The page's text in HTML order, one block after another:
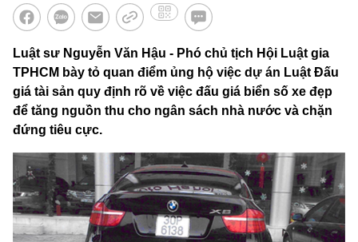
Luật sư Nguyễn Văn Hậu - Phó chủ tịch Hội Luật gia
TPHCM bày tỏ quan điểm ủng hộ việc dự án Luật Đấu
giá tài sản quy định rõ về việc đấu giá biển số xe đẹp
để tăng nguồn thu cho ngân sách nhà nước và chặn
đứng tiêu cực.